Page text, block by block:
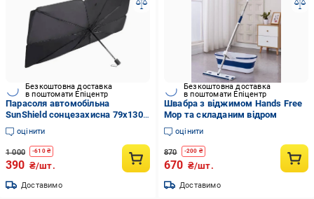
Безкоштовна доставка
в поштомати Епіцентр
Парасоля автомобільна
SunShield сонцезахисна 79х130
см (WL- 2390 )
оцінити
1 000 -610₴
390 ₴/шт.
Доставимо
Безкоштовна доставка
в поштомати Епіцентр
Швабра з віджимом Hands Free
Mop та складаним відром
оцінити
870 -200 ₴
670 ₴/шт.
Доставимо